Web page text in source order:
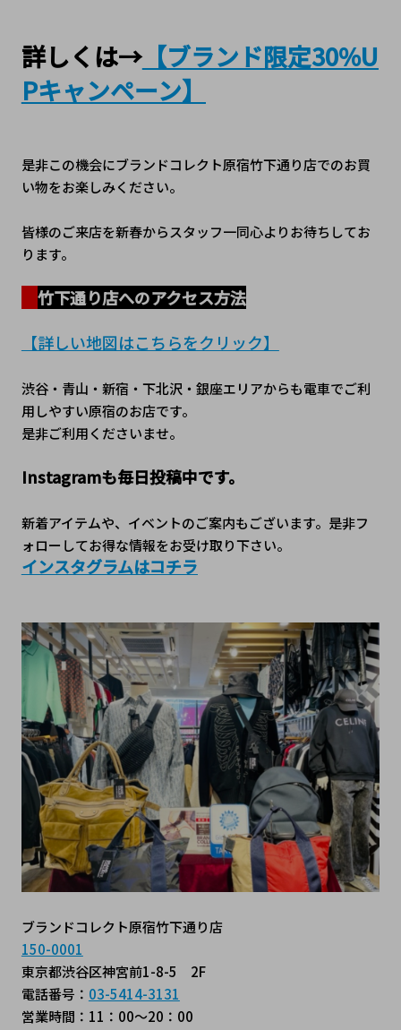
詳しくは→【ブランド限定30%U
Pキャンペーン】
是非この機会にブランドコレクト原宿竹下通り店でのお買
い物をお楽しみください。
皆様のご来店を新春からスタッフ一同心よりお待ちしてお
ります。
竹下通り店へのアクセス方法
【詳しい地図はこちらをクリック】
渋谷・青山・新宿・下北沢・銀座エリアからも電車でご利
用しやすい原宿のお店です。
是非ご利用くださいませ。
Instagramも毎日投稿中です。
新着アイテムや、イベントのご案内もございます。是非フ
ォローしてお得な情報をお受け取り下さい。
インスタグラムはコチラ
ブランドコレクト原宿竹下通り店
150-0001
東京都渋谷区神宮前1-8-5　2F
電話番号： 03-5414-3131
営業時間：11：00～20：00